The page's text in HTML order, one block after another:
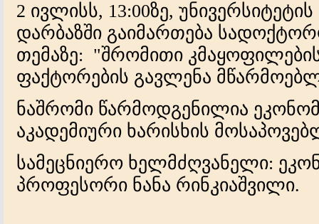
2 ივლისს, 13:00ზე,
დარბაზში გაიმართება
თემაზე: "შრომითი
ფაქტორების გავლენა
ნაშრომი წარმოდგენილია
აკადემიური ხარისხის
სამეცნიერო ხელმძღვანელი:
პროფესორი ნანა რინკიაშვილი.